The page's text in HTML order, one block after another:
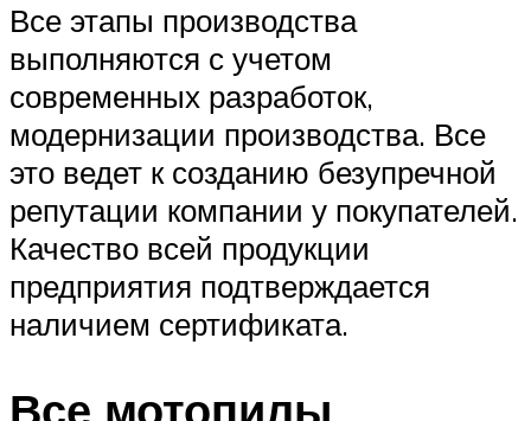
Все этапы производства
выполняются с учетом
современных разработок,
модернизации производства. Все
это ведет к созданию безупречной
репутации компании у покупателей.
Качество всей продукции
предприятия подтверждается
наличием сертификата.